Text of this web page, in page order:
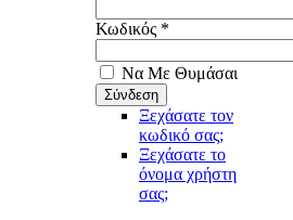
Κωδικός *
Να Με Θυμάσαι
Ξεχάσατε τον
κωδικό σας;
Ξεχάσατε το
όνομα χρήστη
σας;